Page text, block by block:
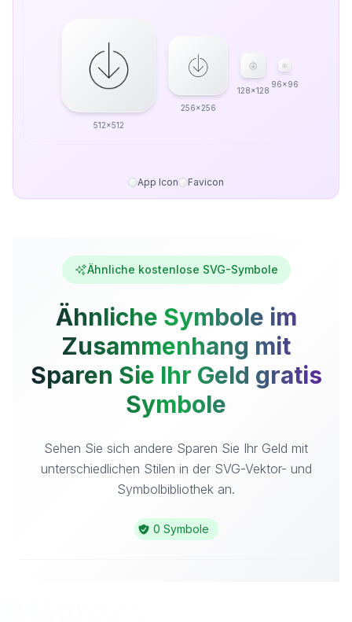
512x512
256x256
128x128
96x96
App Icon Favicon
Ähnliche kostenlose SVG-Symbole
Ähnliche Symbole im
Zusammenhang mit
Sparen Sie Ihr Geld gratis
Symbole
Sehen Sie sich andere Sparen Sie Ihr Geld mit
unterschiedlichen Stilen in der SVG-Vektor- und
Symbolbibliothek an.
0 Symbole